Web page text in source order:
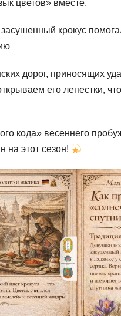
цветов» вместе.
крокус
дорог, приносящих
его лепестки,
кода» весеннего
на этот сезон!